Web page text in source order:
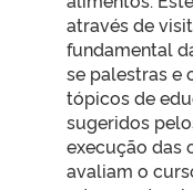
através de
fundamental
se palestras e
tópicos de
sugeridos
execução das
avaliam o